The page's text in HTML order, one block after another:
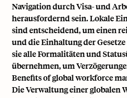
Navigation durchVisa- und
herausfordernd sein. Lokale
sind entscheidend, um einen
und die Einhaltung der
sie alle Formalitäten und
übernehmen, um
Benefits of global workforce
Die Verwaltung einer globalen